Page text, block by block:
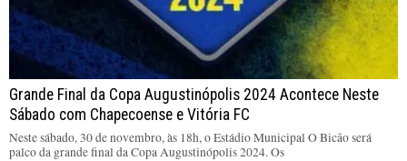
Grande Final da Copa Augustinópolis 2024 Acontece Neste
Sábado com Chapecoense e Vitória FC
Neste sábado, 30 de novembro, às 18h, o Estádio Municipal O Bicão será
palco da grande final da Copa Augustinópolis 2024. Os